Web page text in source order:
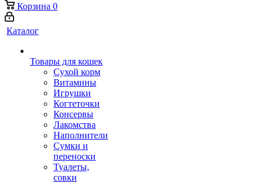
Корзина 0
Каталог
Товары для кошек
Cухой корм
Витамины
Игрушки
Когтеточки
Консервы
Лакомства
Наполнители
Сумки и
переноски
Туалеты,
совки